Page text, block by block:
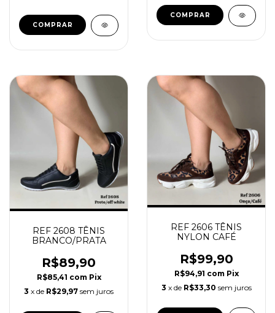
COMPRAR
COMPRAR
REF 2608 TÊNIS
BRANCO/PRATA
R$89,90
R$85,41 com Pix
3 x de R$29,97 sem juros
REF 2606 TÊNIS
NYLON CAFÉ
R$99,90
R$94,91 com Pix
3 x de R$33,30 sem juros